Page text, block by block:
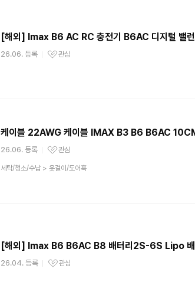
[해외] Imax B6 AC RC 충전기 B6AC 디지털 밸
26.06. 등록
관심상품
관심
케이블 22AWG 케이블 IMAX B3 B6 B6AC
26.06. 등록
관심상품
관심
상
세탁/청소/수납> 옷걸이/도어훅
[해외] Imax B6 B6AC B8 배터리2S-6S Lipo 배
26.04. 등록
관심상품
관심